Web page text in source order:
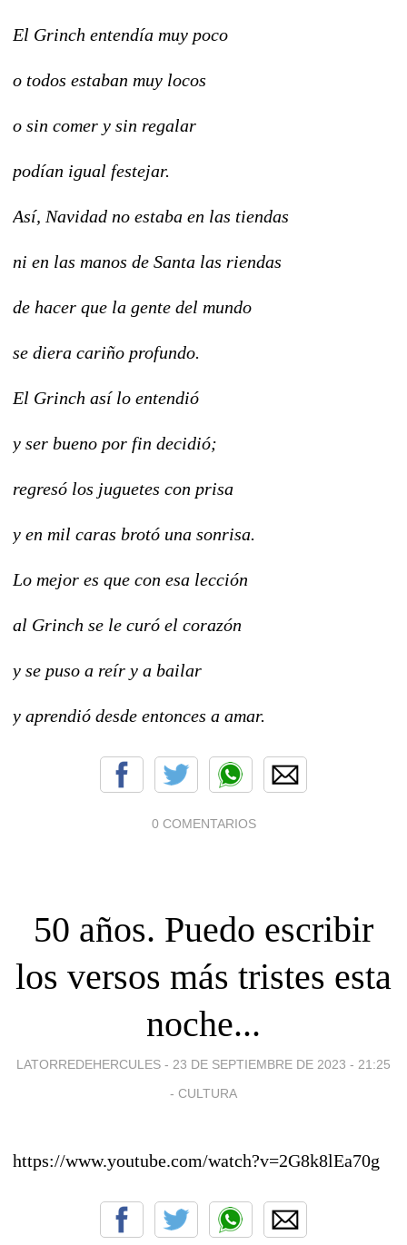
El Grinch entendía muy poco
o todos estaban muy locos
o sin comer y sin regalar
podían igual festejar.
Así, Navidad no estaba en las tiendas
ni en las manos de Santa las riendas
de hacer que la gente del mundo
se diera cariño profundo.
El Grinch así lo entendió
y ser bueno por fin decidió;
regresó los juguetes con prisa
y en mil caras brotó una sonrisa.
Lo mejor es que con esa lección
al Grinch se le curó el corazón
y se puso a reír y a bailar
y aprendió desde entonces a amar.
0 COMENTARIOS
50 años. Puedo escribir
los versos más tristes esta
noche...
LATORREDEHERCULES - 23 DE SEPTIEMBRE DE 2023 - 21:25
- CULTURA
https://www.youtube.com/watch?v=2G8k8lEa70g